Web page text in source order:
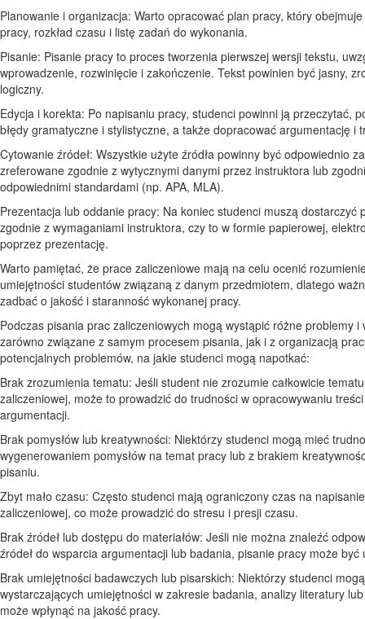
Planowanie i organizacja: Warto opracować plan pracy, który
pracy, rozkład czasu i listę zadań do wykonania.
Pisanie: Pisanie pracy to proces tworzenia pierwszej wersji tekstu,
wprowadzenie, rozwinięcie i zakończenie. Tekst powinien być jasny,
logiczny.
Edycja i korekta: Po napisaniu pracy, studenci powinni ją przeczytać,
błędy gramatyczne i stylistyczne, a także dopracować argumentację i
Cytowanie źródeł: Wszystkie użyte źródła powinny być odpowiednio
zreferowane zgodnie z wytycznymi danymi przez instruktora lub
odpowiednimi standardami (np. APA, MLA).
Prezentacja lub oddanie pracy: Na koniec studenci muszą dostarczyć
zgodnie z wymaganiami instruktora, czy to w formie papierowej,
poprzez prezentację.
Warto pamiętać, że prace zaliczeniowe mają na celu ocenić
umiejętności studentów związaną z danym przedmiotem, dlatego
zadbać o jakość i staranność wykonanej pracy.
Podczas pisania prac zaliczeniowych mogą wystąpić różne problemy i
zarówno związane z samym procesem pisania, jak i z organizacją
potencjalnych problemów, na jakie studenci mogą napotkać:
Brak zrozumienia tematu: Jeśli student nie zrozumie całkowicie
zaliczeniowej, może to prowadzić do trudności w opracowywaniu
argumentacji.
Brak pomysłów lub kreatywności: Niektórzy studenci mogą mieć
wygenerowaniem pomysłów na temat pracy lub z brakiem
pisaniu.
Zbyt mało czasu: Często studenci mają ograniczony czas na
zaliczeniowej, co może prowadzić do stresu i presji czasu.
Brak źródeł lub dostępu do materiałów: Jeśli nie można znaleźć
źródeł do wsparcia argumentacji lub badania, pisanie pracy może być
Brak umiejętności badawczych lub pisarskich: Niektórzy studenci
wystarczających umiejętności w zakresie badania, analizy literatury
może wpłynąć na jakość pracy.